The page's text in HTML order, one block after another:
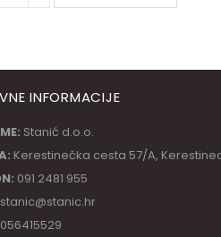
INFORMACIJE
Stanić d.o.o.
Kerestinečka cesta 57/A,
091 2481 955
stanic@stanic.hr